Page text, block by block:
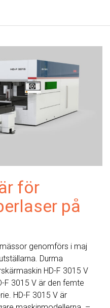
för
på
genomförs i maj
Durma
HD-F 3015 V
F 3015 V är den femte
HD-F 3015 V är